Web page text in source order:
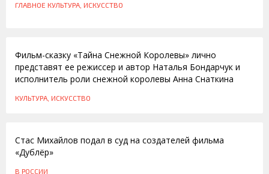
ГЛАВНОЕ КУЛЬТУРА, ИСКУССТВО
Фильм-сказку «Тайна Снежной Королевы» лично
представят ее режиссер и автор Наталья Бондарчук и
исполнитель роли снежной королевы Анна Снаткина
КУЛЬТУРА, ИСКУССТВО
Стас Михайлов подал в суд на создателей фильма
«Дублёр»
В РОССИИ